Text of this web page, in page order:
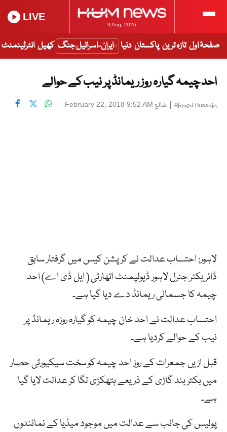
9 Aug, 2026
LIVE
صفحۂ اول تازہ ترین پاکستان دنیا ایران-اسرائیل جنگ کھیل انٹرٹینمنٹ
احد چیمہ گیارہ روز ریمانڈ پر نیب کے حوالے
Ahmed Hussain
| شائع February 22, 2018 9:52 AM
لاہور: احتساب عدالت نے کرپشن کیس میں گرفتار سابق
ڈائریکٹر جنرل لاہور ڈیولپمنٹ اتھارٹی ( ایل ڈی اے) احد
چیمہ کا جسمانی ریمانڈ دے دیا گیا ہے۔
احتساب عدالت نے احد خان چیمہ کو گیارہ روزہ ریمانڈ پر
نیب کے حوالے کردیا ہے۔
قبل ازیں جمعرات کے روز احد چیمہ کو سخت سیکیورٹی حصار
میں بکتر بند گاڑی کے ذریعے ہتھکڑی لگا کر عدالت لایا گیا
ہے۔
پولیس کی جانب سے عدالت میں موجود میڈیا کے نمائندوں